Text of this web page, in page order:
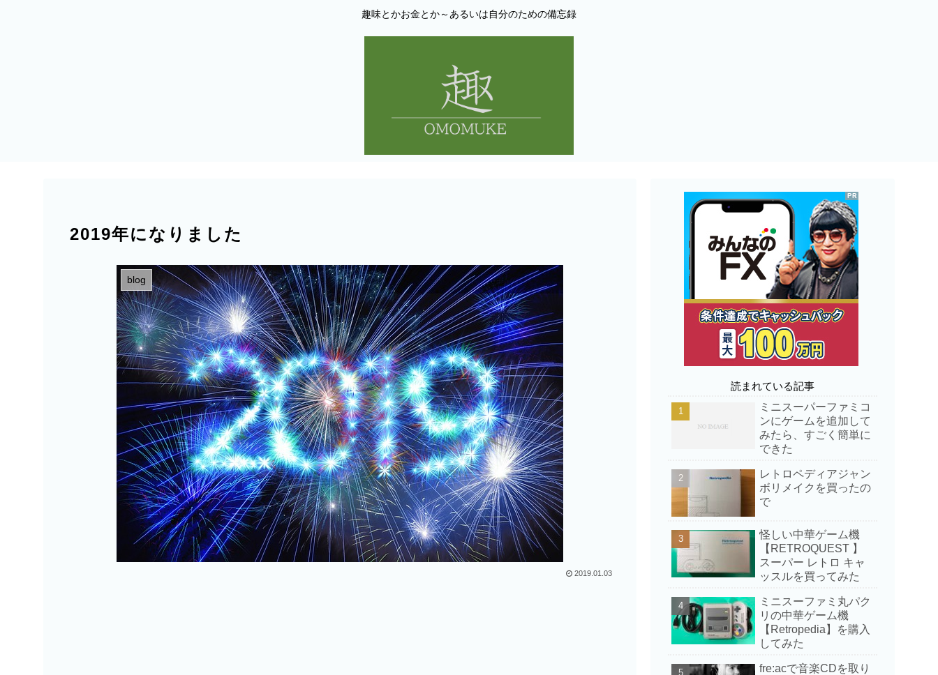
趣味とかお金とか～あるいは自分のための備忘録
2019年になりました
blog
2019.01.03
読まれている記事
ミニスーパーファミコ
ンにゲームを追加して
みたら、すごく簡単に
できた
レトロペディアジャン
ボリメイクを買ったの
で
怪しい中華ゲーム機
【RETROQUEST 】
スーパー レトロ キャ
ッスルを買ってみた
ミニスーファミ丸パク
リの中華ゲーム機
【Retropedia】を購入
してみた
fre:acで音楽CDを取り